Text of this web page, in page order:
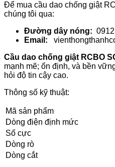
Để mua cầu dao chống giật
chúng tôi qua:
Đường dây nóng:
Email:
Cầu dao chống giật RCBO
mạnh mẽ; ổn định, và bền
hỏi độ tin cậy cao.
Thông số kỹ thuật:
Mã sản phẩm
Dòng điện định mức
Số cực
Dòng rò
Dòng cắt